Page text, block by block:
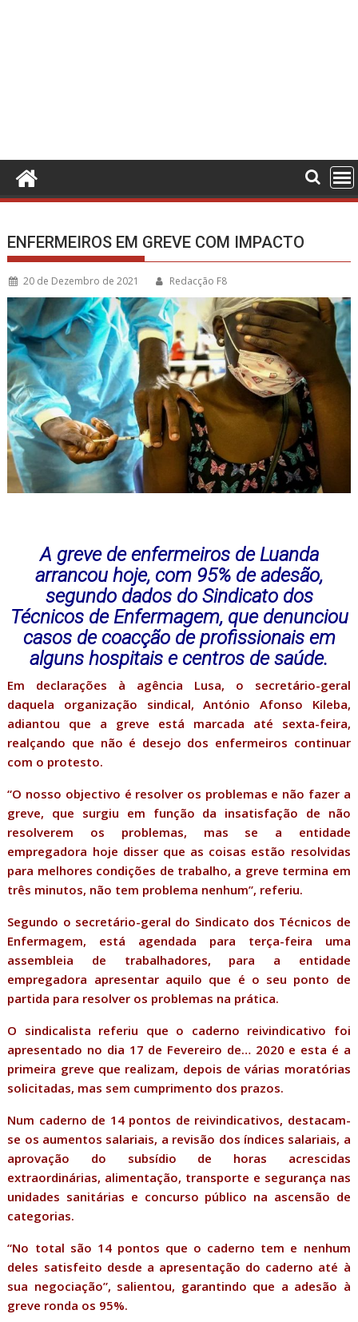
ENFERMEIROS EM GREVE COM IMPACTO
20 de Dezembro de 2021 Redacção F8
A greve de enfermeiros de Luanda
arrancou hoje, com 95% de adesão,
segundo dados do Sindicato dos
Técnicos de Enfermagem, que denunciou
casos de coacção de profissionais em
alguns hospitais e centros de saúde.
Em declarações à agência Lusa, o secretário-geral
daquela organização sindical, António Afonso Kileba,
adiantou que a greve está marcada até sexta-feira,
realçando que não é desejo dos enfermeiros continuar
com o protesto.
“O nosso objectivo é resolver os problemas e não fazer a
greve, que surgiu em função da insatisfação de não
resolverem os problemas, mas se a entidade
empregadora hoje disser que as coisas estão resolvidas
para melhores condições de trabalho, a greve termina em
três minutos, não tem problema nenhum”, referiu.
Segundo o secretário-geral do Sindicato dos Técnicos de
Enfermagem, está agendada para terça-feira uma
assembleia de trabalhadores, para a entidade
empregadora apresentar aquilo que é o seu ponto de
partida para resolver os problemas na prática.
O sindicalista referiu que o caderno reivindicativo foi
apresentado no dia 17 de Fevereiro de… 2020 e esta é a
primeira greve que realizam, depois de várias moratórias
solicitadas, mas sem cumprimento dos prazos.
Num caderno de 14 pontos de reivindicativos, destacam-
se os aumentos salariais, a revisão dos índices salariais, a
aprovação do subsídio de horas acrescidas
extraordinárias, alimentação, transporte e segurança nas
unidades sanitárias e concurso público na ascensão de
categorias.
“No total são 14 pontos que o caderno tem e nenhum
deles satisfeito desde a apresentação do caderno até à
sua negociação”, salientou, garantindo que a adesão à
greve ronda os 95%.